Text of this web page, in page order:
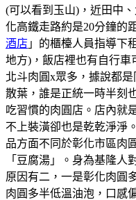
(可以看到玉山)，近田中
化高鐵走路約是20分鐘的
酒店 」的櫃檯人員指導下
地方)，飯店裡也有自行車
北斗肉圓x眾多，據說都
散葉，誰是正統一時半刻
吃習慣的肉圓店。 店內就
不上裝潢卻也是乾乾淨淨。
品方面不同於彰化市區肉
「豆腐湯」。 身為基隆人
原因有二，一是彰化肉圓
肉圓多半低溫油泡，口感